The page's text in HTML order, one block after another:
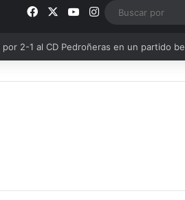
FacebookYouTube
Instagram
los Grupos de Preferente y el calendario